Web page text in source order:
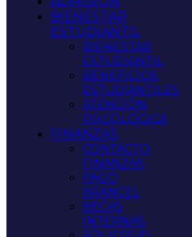
BIENESTAR
ESTUDIANTIL
BIENESTAR
ESTUDIANTIL
BENEFICIOS
ESTUDIANTILES
ATENCIÓN
PSICOLÓGICA
FINANZAS
CONTACTO
FINANZAS
PAGO
ARANCEL
BECAS
INTERNAS